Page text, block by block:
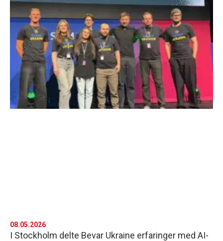
I Stockholm delte Bevar Ukraine erfaringer med AI-
08.05.2026